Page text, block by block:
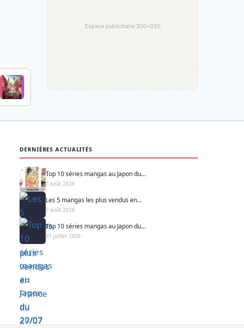
Espace publicitaire 300×250
DERNIÈRES ACTUALITÉS
Top 10 séries mangas au Japon du…
7 août 2026
Les 5 mangas les plus vendus en…
7 août 2026
Top 10 séries mangas au Japon du…
31 juillet 2026